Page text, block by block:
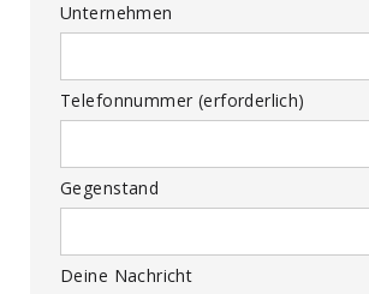
Unternehmen
Telefonnummer (erforderlich)
Gegenstand
Deine Nachricht